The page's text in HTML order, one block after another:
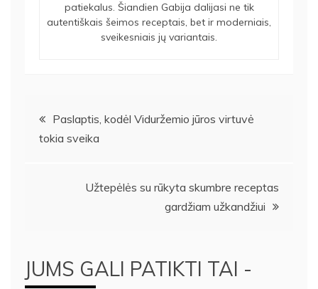
patiekalus. Šiandien Gabija dalijasi ne tik
autentiškais šeimos receptais, bet ir moderniais,
sveikesniais jų variantais.
Navigacija
tarp
Paslaptis, kodėl Viduržemio jūros virtuvė
tokia sveika
Užtepėlės su rūkyta skumbre receptas
gardžiam užkandžiui
JUMS GALI PATIKTI TAI -